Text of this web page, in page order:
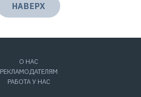
НАВЕРХ
О НАС
РЕКЛАМОДАТЕЛЯМ
РАБОТА У НАС